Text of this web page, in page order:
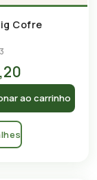
Cofre
ao carrinho